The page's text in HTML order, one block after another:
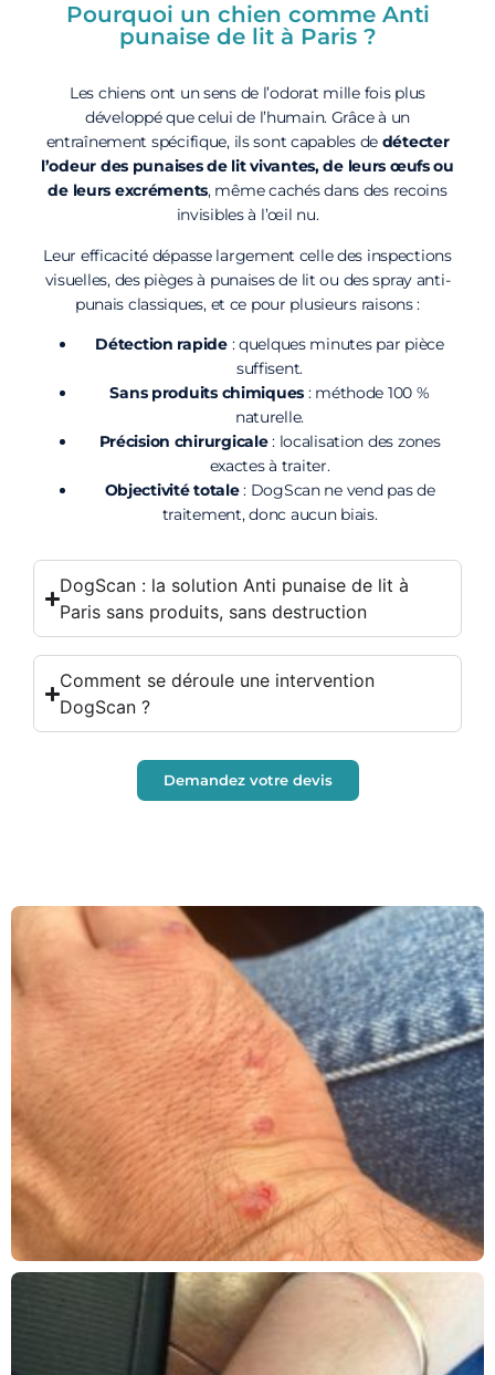
Pourquoi un chien comme Anti
punaise de lit à Paris ?
Les chiens ont un sens de l’odorat mille fois plus
développé que celui de l’humain. Grâce à un
entraînement spécifique, ils sont capables de détecter
l’odeur des punaises de lit vivantes, de leurs œufs ou
de leurs excréments, même cachés dans des recoins
invisibles à l’œil nu.
Leur efficacité dépasse largement celle des inspections
visuelles, des pièges à punaises de lit ou des spray anti-
punais classiques, et ce pour plusieurs raisons :
Détection rapide: quelques minutes par pièce
suffisent.
Sans produits chimiques : méthode 100 %
naturelle.
Précision chirurgicale: localisation des zones
exactes à traiter.
Objectivité totale: DogScan ne vend pas de
traitement, donc aucun biais.
DogScan : la solution Anti punaise de lit à
Paris sans produits, sans destruction
Comment se déroule une intervention
DogScan ?
Demandez votre devis